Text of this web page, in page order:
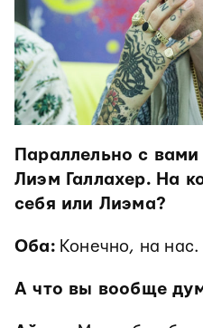
Параллельно с
Лиэм Галлахер. На
себя или Лиэма?
Оба:Конечно, на нас.
А что вы вообще